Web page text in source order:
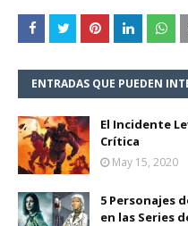
ENTRADAS QUE PUEDEN
El Incidente
Crítica
May 15, 2020
5 Personajes
en las Series